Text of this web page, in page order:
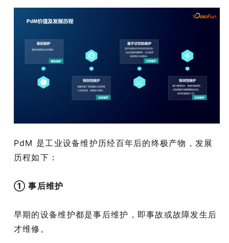
PdM 是工业设备维护历经百年后的终极产物，发展
历程如下：
① 事后维护
早期的设备维护都是事后维护，即事故或故障发生后
才维修。